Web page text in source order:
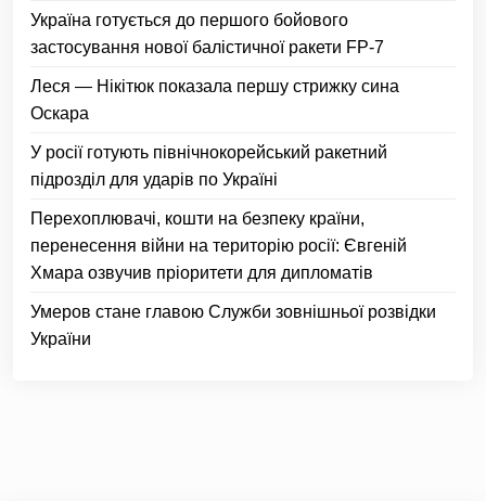
Україна готується до першого бойового
застосування нової балістичної ракети FP-7
Леся — Нікітюк показала першу стрижку сина
Оскара
У росії готують північнокорейський ракетний
підрозділ для ударів по Україні
Перехоплювачі, кошти на безпеку країни,
перенесення війни на територію росії: Євгеній
Хмара озвучив пріоритети для дипломатів
Умеров стане главою Служби зовнішньої розвідки
України